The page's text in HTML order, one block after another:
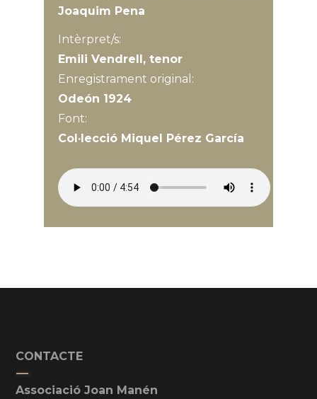
Joaquim Pena
Intèrpret/s:
Emili Vendrell, tenor
Enregistrament original:
Odeón 1924
Font:
Col·lecció Miquel Pérez García
CONTACTE
Associació Joan Manén